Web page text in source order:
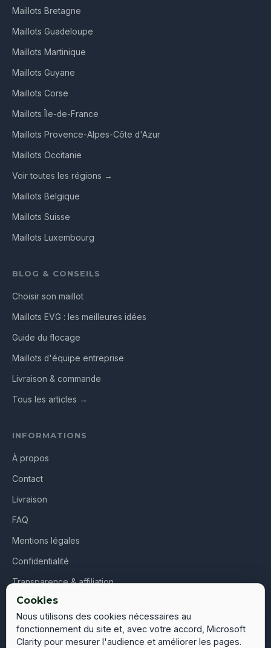
Maillots Bretagne
Maillots Guadeloupe
Maillots Martinique
Maillots Guyane
Maillots Corse
Maillots Île-de-France
Maillots Provence-Alpes-Côte d'Azur
Maillots Occitanie
Voir toutes les régions →
Maillots Belgique
Maillots Suisse
Maillots Luxembourg
BLOG & CONSEILS
Choisir son maillot
Maillots EVG : les meilleures idées
Guide du flocage
Maillots d'équipe entreprise
Livraison & commande
Tous les articles →
INFORMATIONS
À propos
Contact
Livraison
FAQ
Mentions légales
Confidentialité
Transparence & affiliation
CGV
Cookies
Nous utilisons des cookies nécessaires au
fonctionnement du site et, avec votre accord, Microsoft
Clarity pour mesurer l'audience et améliorer les pages.